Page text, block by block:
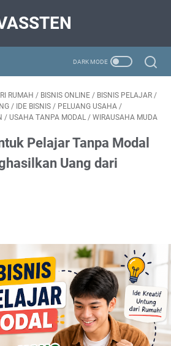
RUMAH / BISNIS ONLINE / BISNIS PELAJAR /
/ IDE BISNIS / PELUANG USAHA /
/ USAHA TANPA MODAL / WIRAUSAHA MUDA
Pelajar Tanpa Modal
Uang dari
Sejak Usia Muda
Uang Lebih Awal
dan Portofolio
Entrepreneur
Bisnis Tanpa Modal
Kecil